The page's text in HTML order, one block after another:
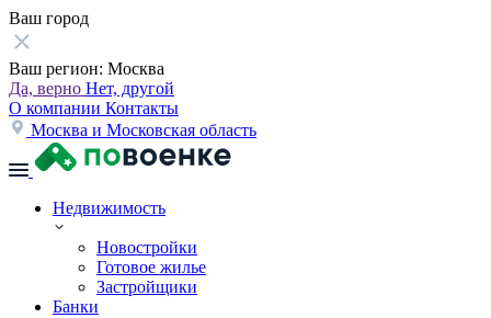
Ваш город
Ваш регион: Москва
Да, верно Нет, другой
О компании Контакты
Москва и Московская область
Недвижимость
Новостройки
Готовое жилье
Застройщики
Банки